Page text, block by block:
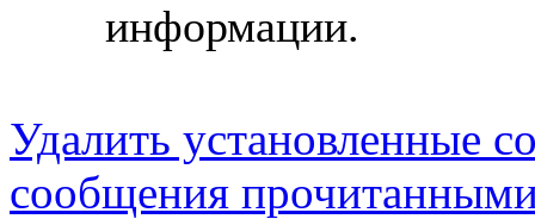
информации.
Удалить установленные
сообщения